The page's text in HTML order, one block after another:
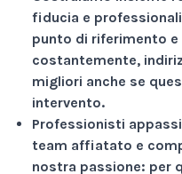
fiducia e
punto di riferimento
costantemente,
migliori anche se
intervento.
Professionisti
team affiatato e
nostra passione: per